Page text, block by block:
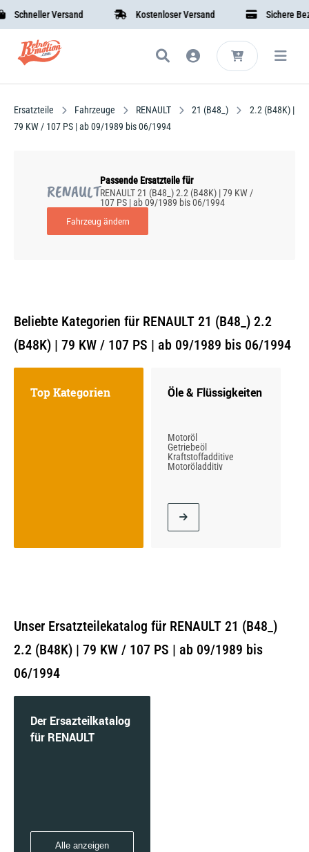
Schneller Versand Kostenloser Versand Sichere
Ersatzteile Fahrzeuge RENAULT 21 (B48_)
2.2 (B48K) |
79 KW / 107 PS | ab 09/1989 bis 06/1994
RENAULT
Passende Ersatzteile für
RENAULT 21 (B48_) 2.2 (B48K) | 79 KW /
107 PS | ab 09/1989 bis 06/1994
Fahrzeug ändern
Beliebte Kategorien für RENAULT 21 (B48_) 2.2
(B48K) | 79 KW / 107 PS | ab 09/1989 bis 06/1994
Top Kategorien Öle & Flüssigkeiten
Motoröl
Getriebeöl
Kraftstoffadditive
Motoröladditiv
Unser Ersatzteilekatalog für RENAULT 21 (B48_)
2.2 (B48K) | 79 KW / 107 PS | ab 09/1989 bis
06/1994
Der Ersazteilkatalog
für RENAULT
Alle anzeigen